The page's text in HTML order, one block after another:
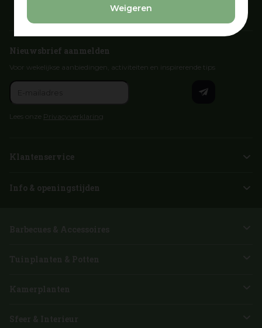
Weigeren
Nieuwsbrief aanmelden
Voor wekelijkse aanbiedingen, activiteiten en inspirerende tips
Lees onze Privacyverklaring
Klantenservice
Info & openingstijden